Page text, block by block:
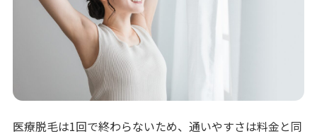
医療脱毛は1回で終わらないため、通いやすさは料金と同